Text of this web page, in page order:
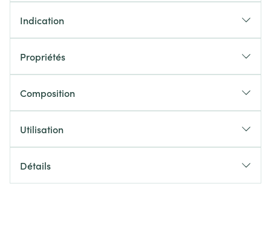
Indication
Propriétés
Composition
Utilisation
Détails